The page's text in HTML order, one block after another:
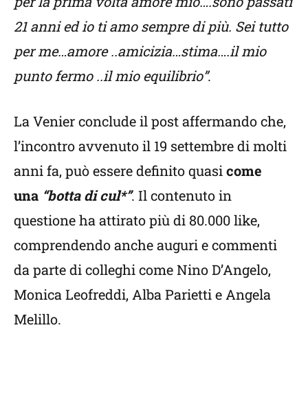
21 anni ed io ti amo sempre di più. Sei tutto
per me…amore ..amicizia…stima….il mio
punto fermo ..il mio equilibrio”.
La Venier conclude il post affermando che,
l’incontro avvenuto il 19 settembre di molti
anni fa, può essere definito quasicome
una “botta di cul*”. Il contenuto in
questione ha attirato più di 80.000 like,
comprendendo anche auguri e commenti
da parte di colleghi come Nino D’Angelo,
Monica Leofreddi, Alba Parietti e Angela
Melillo.